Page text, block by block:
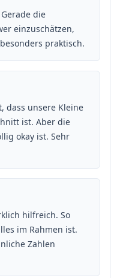
die
einzuschätzen,
praktisch.
dass unsere Kleine
ist. Aber die
okay ist. Sehr
hilfreich. So
im Rahmen ist.
Zahlen